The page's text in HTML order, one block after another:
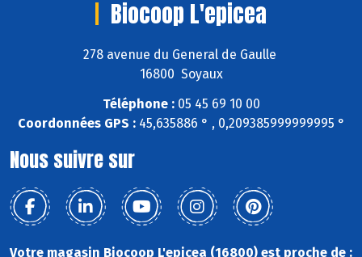
Biocoop L'epicea
278 avenue du General de Gaulle
16800 Soyaux
Téléphone :05 45 69 10 00
Coordonnées GPS :45,635886 ° , 0,209385999999995 °
Nous suivre sur
Votre magasin Biocoop L'epicea (16800) est proche de :